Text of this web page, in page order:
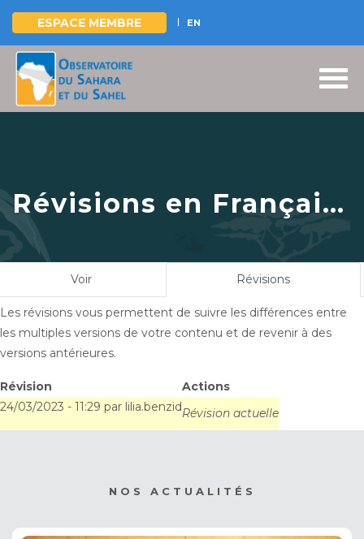
Aller
contenu
ESPACE MEMBRE EN
Révisions en Français
pour
Bottom-up au cœur
du processus de
finalisation du
développement du
projet BOUCLIER-
CLIMAT/MONO
Voir Révisions(onglet
Les révisions vous permettent de suivre les différences entre
les multiples versions de votre contenu et de revenir à des
versions antérieures.
Révision
Actions
24/03/2023 - 11:29 par lilia.benzidRévision actuelle
NOS ACTUALITÉS